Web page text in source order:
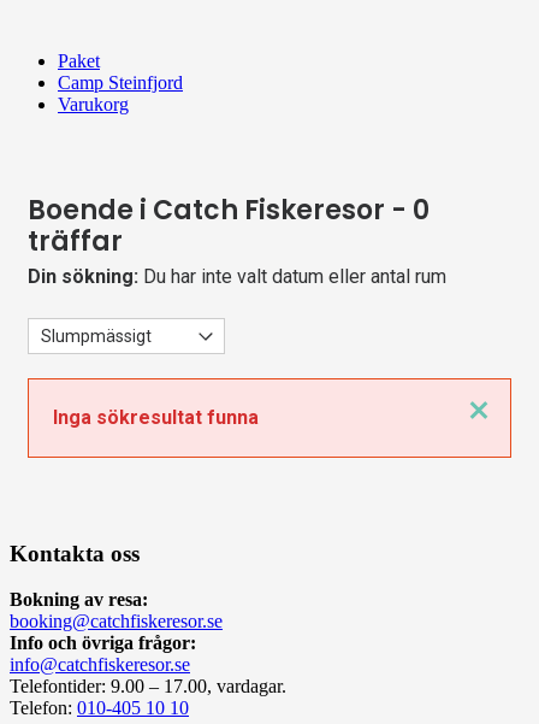
Paket
Camp Steinfjord
Varukorg
Boende i Catch Fiskeresor - 0
träffar
Din sökning: Du har inte valt datum eller antal rum
Stäng
Inga sökresultat funna
Kontakta oss
Bokning av resa:
booking@catchfiskeresor.se
Info och övriga frågor:
info@catchfiskeresor.se
Telefontider: 9.00 – 17.00, vardagar.
Telefon: 010-405 10 10